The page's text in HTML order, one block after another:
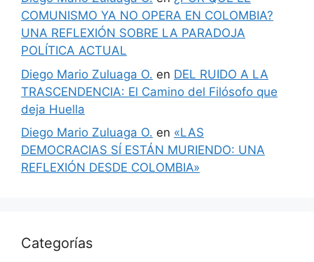
COMUNISMO YA NO OPERA EN COLOMBIA?
UNA REFLEXIÓN SOBRE LA PARADOJA
POLÍTICA ACTUAL
Diego Mario Zuluaga O. en DEL RUIDO A LA
TRASCENDENCIA: El Camino del Filósofo que
deja Huella
Diego Mario Zuluaga O. en «LAS
DEMOCRACIAS SÍ ESTÁN MURIENDO: UNA
REFLEXIÓN DESDE COLOMBIA»
Categorías